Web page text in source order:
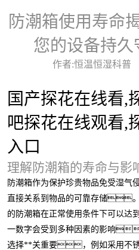
防潮箱使用寿
您的设备持久
作者:恒温恒湿科普
国产探花在线看,
吧探花在线观看,
入口
理解防潮箱的寿命与影
防潮箱作为保护珍贵物品免受湿
直接关系到物品的可靠存储
的防潮箱在正常使用条件下可以
一数字会受到多种因素的影响
选择**关重要，例如采用不锈